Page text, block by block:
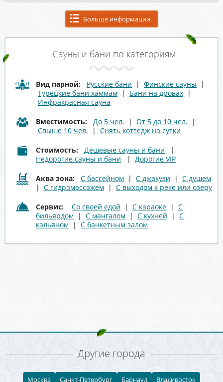
Больше информации
Сауны и бани по категориям
Вид парной: Русские бани | Финские сауны |
Турецкие бани хаммам | Бани на дровах |
Инфракрасная сауна
Вместимость: До 5 чел. | От 5 до 10 чел. |
Свыше 10 чел. | Снять коттедж на сутки
Стоимость: Дешевые сауны и бани |
Недорогие сауны и бани | Дорогие VIP
Аква зона: С бассейном | С джакузи | С душем
| С гидромассажем | С выходом к реке или озеру
Сервис: Со своей едой | С караоке | С
бильярдом | С мангалом | С кухней | С
кальяном | С банкетным залом
Другие города
Москва Санкт-Петербург Барнаул
Владивосток